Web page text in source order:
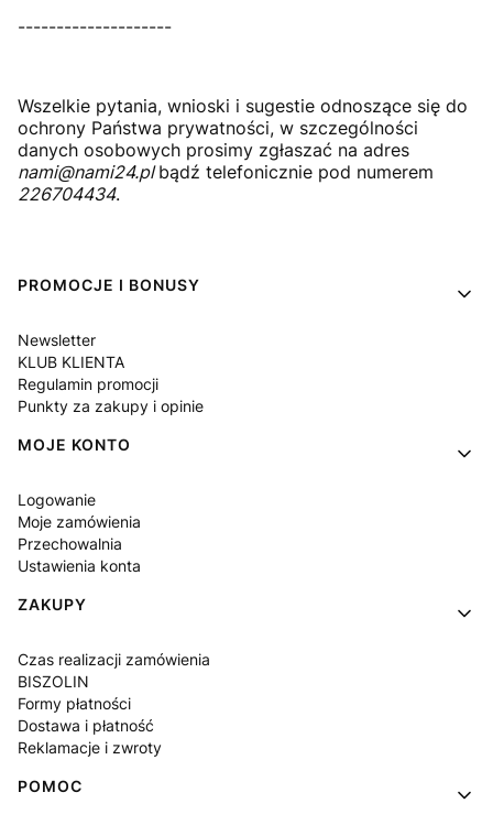
--------------------
Wszelkie pytania, wnioski i sugestie odnoszące się do
ochrony Państwa prywatności, w szczególności
danych osobowych prosimy zgłaszać na adres
nami@nami24.plbądź telefonicznie pod numerem
226704434.
Linki w stopce
PROMOCJE I BONUSY
Newsletter
KLUB KLIENTA
Regulamin promocji
Punkty za zakupy i opinie
MOJE KONTO
Logowanie
Moje zamówienia
Przechowalnia
Ustawienia konta
ZAKUPY
Czas realizacji zamówienia
BISZOLIN
Formy płatności
Dostawa i płatność
Reklamacje i zwroty
POMOC